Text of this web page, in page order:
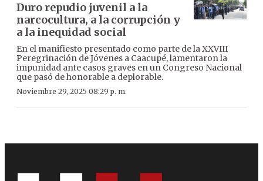
Duro repudio juvenil a la
narcocultura, a la corrupción y
a la inequidad social
En el manifiesto presentado como parte de la XXVIII
Peregrinación de Jóvenes a Caacupé, lamentaron la
impunidad ante casos graves en un Congreso Nacional
que pasó de honorable a deplorable.
Noviembre 29, 2025 08:29 p. m.